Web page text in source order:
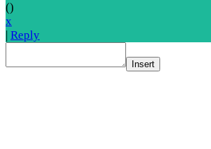
()
x
Reply
Insert